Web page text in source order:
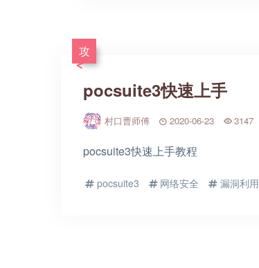
攻
pocsuite3快速上手
村口曹师傅 2020-06-23 3147
pocsuite3快速上手教程
pocsuite3 网络安全 漏洞利用